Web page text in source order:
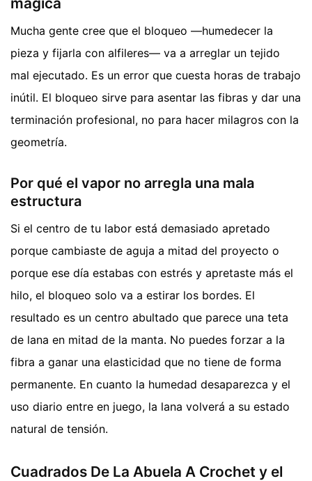
Mucha gente cree que el bloqueo —humedecer la
pieza y fijarla con alfileres— va a arreglar un tejido
mal ejecutado. Es un error que cuesta horas de trabajo
inútil. El bloqueo sirve para asentar las fibras y dar una
terminación profesional, no para hacer milagros con la
geometría.
Por qué el vapor no arregla una mala
estructura
Si el centro de tu labor está demasiado apretado
porque cambiaste de aguja a mitad del proyecto o
porque ese día estabas con estrés y apretaste más el
hilo, el bloqueo solo va a estirar los bordes. El
resultado es un centro abultado que parece una teta
de lana en mitad de la manta. No puedes forzar a la
fibra a ganar una elasticidad que no tiene de forma
permanente. En cuanto la humedad desaparezca y el
uso diario entre en juego, la lana volverá a su estado
natural de tensión.
Cuadrados De La Abuela A Crochet y el